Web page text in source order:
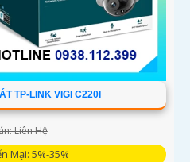
TP-LINK VIGI C220I
Liên Hệ
Mại: 5%-35%